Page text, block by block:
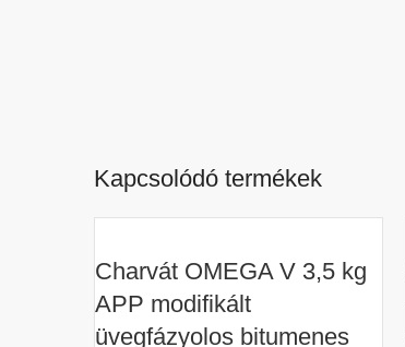
Kapcsolódó termékek
Charvát OMEGA V 3,5 kg
APP modifikált
üvegfázyolos bitumenes